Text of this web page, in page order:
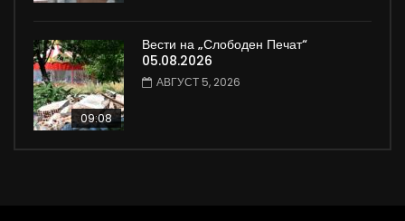
09:08
Вести на „Слободен Печат“
05.08.2026
АВГУСТ 5, 2026